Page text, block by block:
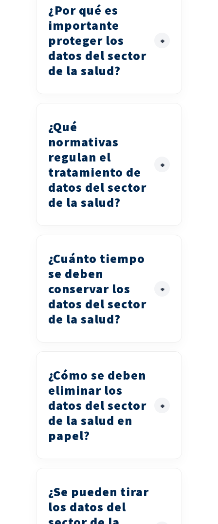
¿Por qué es
importante
proteger los
datos del sector
de la salud?
¿Qué
normativas
regulan el
tratamiento de
datos del sector
de la salud?
¿Cuánto tiempo
se deben
conservar los
datos del sector
de la salud?
¿Cómo se deben
eliminar los
datos del sector
de la salud en
papel?
¿Se pueden tirar
los datos del